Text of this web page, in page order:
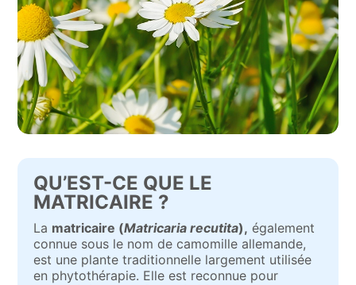
QU’EST-CE QUE LE
MATRICAIRE ?
La matricaire (Matricaria recutita), également
connue sous le nom de camomille allemande,
est une plante traditionnelle largement utilisée
en phytothérapie. Elle est reconnue pour